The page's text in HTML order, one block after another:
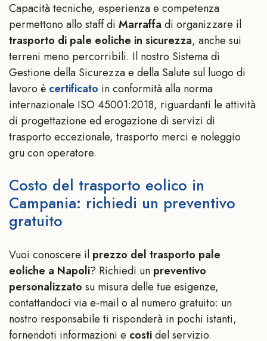
Capacità tecniche, esperienza e competenza
permettono allo staff di Marraffa di organizzare il
trasporto di pale eoliche in sicurezza, anche sui
terreni meno percorribili. Il nostro Sistema di
Gestione della Sicurezza e della Salute sul luogo di
lavoro è certificato in conformità alla norma
internazionale ISO 45001:2018, riguardanti le attività
di progettazione ed erogazione di servizi di
trasporto eccezionale, trasporto merci e noleggio
gru con operatore.
Costo del trasporto eolico in
Campania: richiedi un preventivo
gratuito
Vuoi conoscere il prezzo del trasporto pale
eoliche a Napoli? Richiedi un preventivo
personalizzato su misura delle tue esigenze,
contattandoci via e-mail o al numero gratuito: un
nostro responsabile ti risponderà in pochi istanti,
fornendoti informazioni e costidel servizio.